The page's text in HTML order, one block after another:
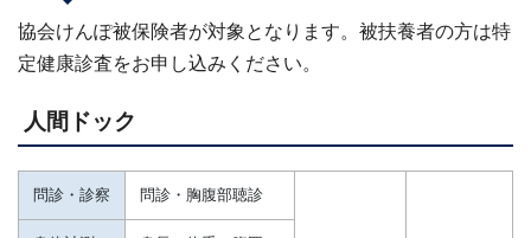
協会けんぽ被保険者が対象となります。被扶養者の方は特
定健康診査をお申し込みください。
人間ドック
問診・診察 問診・胸腹部聴診